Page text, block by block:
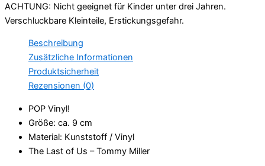
ACHTUNG: Nicht geeignet für Kinder unter drei Jahren.
Verschluckbare Kleinteile, Erstickungsgefahr.
Beschreibung
Zusätzliche Informationen
Produktsicherheit
Rezensionen (0)
POP Vinyl!
Größe: ca. 9 cm
Material: Kunststoff / Vinyl
The Last of Us – Tommy Miller